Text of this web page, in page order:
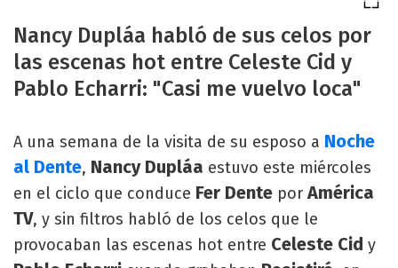
Nancy Dupláa habló de sus celos por
las escenas hot entre Celeste Cid y
Pablo Echarri: "Casi me vuelvo loca"
A una semana de la visita de su esposo a Noche
al Dente, Nancy Dupláa estuvo este miércoles
en el ciclo que conduce Fer Dente porAmérica
TV, y sin filtros habló de los celos que le
provocaban las escenas hot entre Celeste Cid y